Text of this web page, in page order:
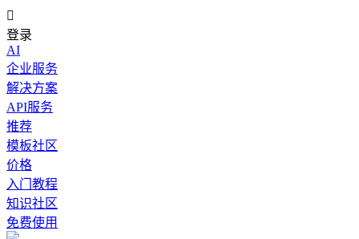

登录
AI
企业服务
解决方案
API服务
推荐
模板社区
价格
入门教程
知识社区
免费使用